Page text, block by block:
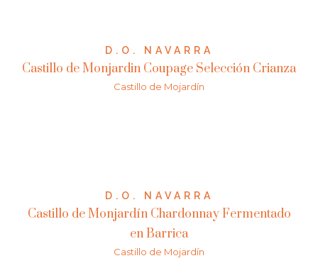
D.O. NAVARRA
Castillo de Monjardin Coupage Selección Crianza
Castillo de Mojardín
D.O. NAVARRA
Castillo de Monjardín Chardonnay Fermentado
en Barrica
Castillo de Mojardín